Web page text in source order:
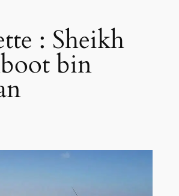
: Sheikh
bin